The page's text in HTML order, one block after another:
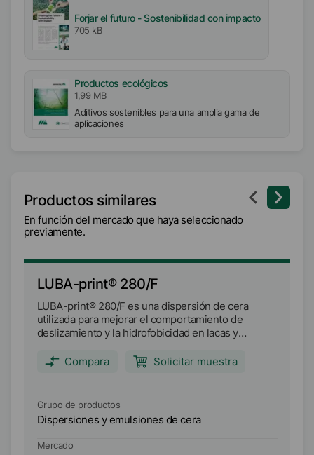
Forjar el futuro - Sostenibilidad con impacto
705 kB
Productos ecológicos
1,99 MB
Aditivos sostenibles para una amplia gama de
aplicaciones
Productos similares
En función del mercado que haya seleccionado
previamente.
LUBA-print® 280/F
LUBA-print® 280/F es una dispersión de cera
utilizada para mejorar el comportamiento de
deslizamiento y la hidrofobicidad en lacas y
de goteo es de aprox. 81°C.
Compara Solicitar muestra
Grupo de productos
Dispersiones y emulsiones de cera
Mercado